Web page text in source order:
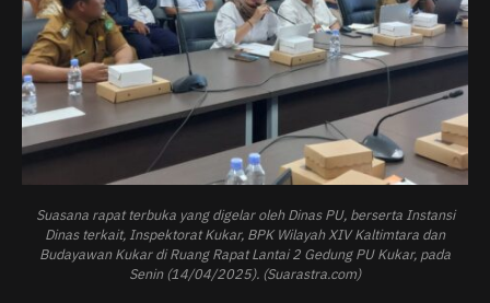
Suasana rapat terbuka yang digelar oleh Dinas PU, berserta Instansi
Dinas terkait, Inspektorat Kukar, BPK Wilayah XIV Kaltimtara dan
Budayawan Kukar di Ruang Rapat Lantai 2 Gedung PU Kukar, pada
Senin (14/04/2025). (Suarastra.com)